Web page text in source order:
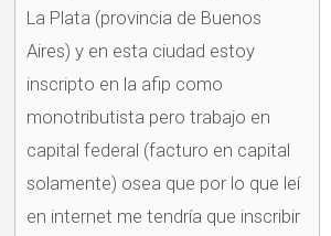
La Plata (provincia de Buenos
Aires) y en esta ciudad estoy
inscripto en la afip como
monotributista pero trabajo en
capital federal (facturo en capital
solamente) osea que por lo que leí
en internet me tendría que inscribir